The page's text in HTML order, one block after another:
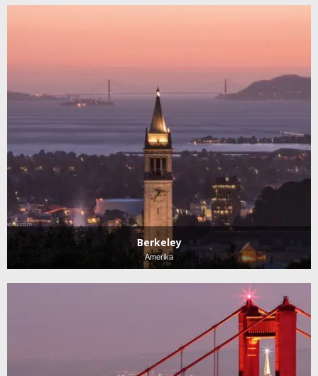
Berkeley
Amerika